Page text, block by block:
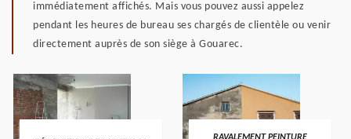
immédiatement affichés. Mais vous pouvez aussi appelez
pendant les heures de bureau ses chargés de clientèle ou venir
directement auprès de son siège à Gouarec.